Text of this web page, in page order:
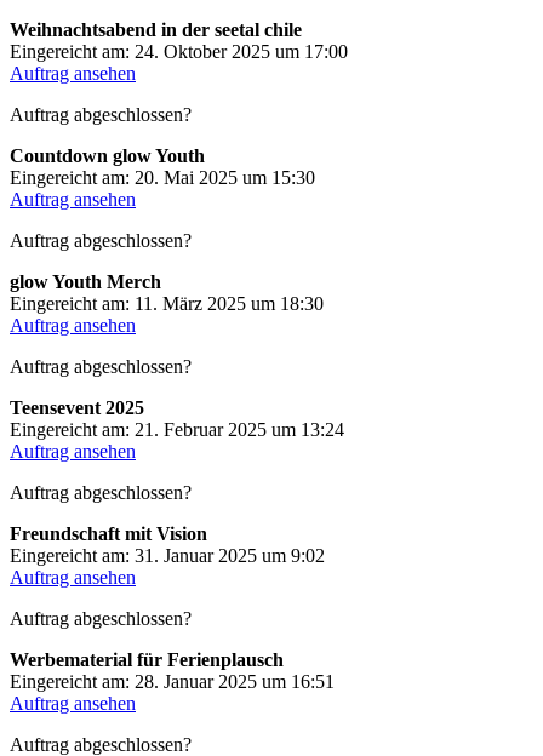
Weihnachtsabend in der seetal chile
Eingereicht am: 24. Oktober 2025 um 17:00
Auftrag ansehen
Auftrag abgeschlossen?
Countdown glow Youth
Eingereicht am: 20. Mai 2025 um 15:30
Auftrag ansehen
Auftrag abgeschlossen?
glow Youth Merch
Eingereicht am: 11. März 2025 um 18:30
Auftrag ansehen
Auftrag abgeschlossen?
Teensevent 2025
Eingereicht am: 21. Februar 2025 um 13:24
Auftrag ansehen
Auftrag abgeschlossen?
Freundschaft mit Vision
Eingereicht am: 31. Januar 2025 um 9:02
Auftrag ansehen
Auftrag abgeschlossen?
Werbematerial für Ferienplausch
Eingereicht am: 28. Januar 2025 um 16:51
Auftrag ansehen
Auftrag abgeschlossen?